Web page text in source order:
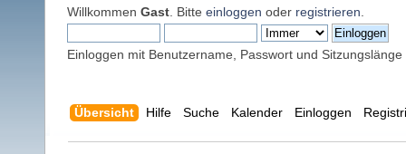
Willkommen Gast . Bitte einloggen oder registrieren
Einloggen mit Benutzername, Passwort und Sitzungslänge
Übersicht Hilfe Suche Kalender Einloggen